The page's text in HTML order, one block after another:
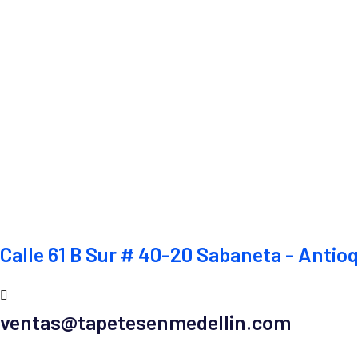
Calle 61 B Sur # 40-20 Sabaneta -
ventas@tapetesenmedellin.com